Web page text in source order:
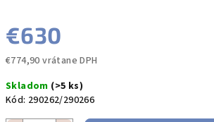
€630
€774,90 vrátane DPH
cena:
Skladom (>5 ks)
Kód: 290262/290266